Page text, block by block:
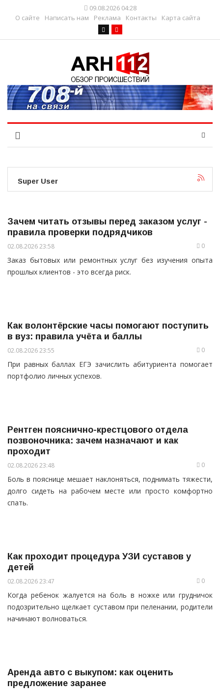
09.08.2026 04:28
О сайте
Написать нам Реклама Контакты Карта сайта
Super User
Зачем читать отзывы перед заказом услуг -
правила проверки подрядчиков
02.08.2026 23:58 0
Заказ бытовых или ремонтных услуг без изучения опыта
прошлых клиентов - это всегда риск.
Как волонтёрские часы помогают поступить
в вуз: правила учёта и баллы
02.08.2026 23:55 0
При равных баллах ЕГЭ зачислить абитуриента помогает
портфолио личных успехов.
Рентген пояснично-крестцового отдела
позвоночника: зачем назначают и как
проходит
02.08.2026 23:48 0
Боль в пояснице мешает наклоняться, поднимать тяжести,
долго сидеть на рабочем месте или просто комфортно
спать.
Как проходит процедура УЗИ суставов у
детей
02.08.2026 23:47 0
Когда ребенок жалуется на боль в ножке или грудничок
подозрительно щелкает суставом при пеленании, родители
начинают волноваться.
Аренда авто с выкупом: как оценить
предложение заранее